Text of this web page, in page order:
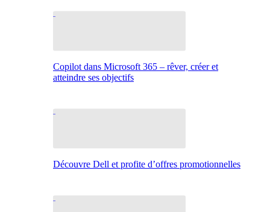
Copilot dans Microsoft 365 – rêver, créer et
atteindre ses objectifs
Découvre Dell et profite d’offres promotionnelles